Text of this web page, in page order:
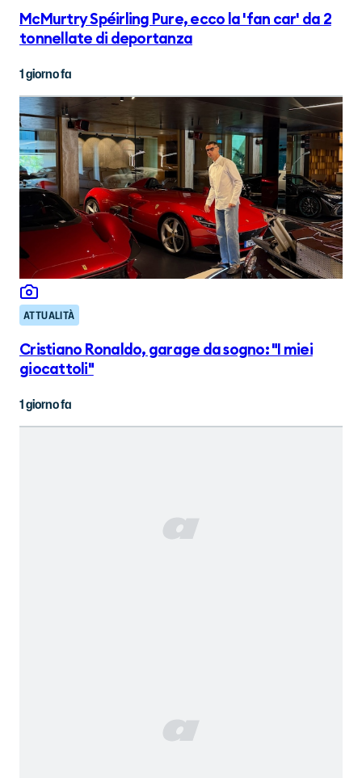
McMurtry Spéirling Pure, ecco la 'fan car' da 2
tonnellate di deportanza
1 giorno fa
ATTUALITÀ
Cristiano Ronaldo, garage da sogno: "I miei
giocattoli"
1 giorno fa